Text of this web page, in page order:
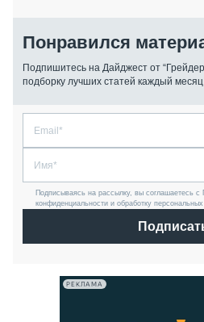
Понравился
Подпишитесь на Дайджест от
подборку лучших статей каждый
Подписываясь на рассылку, вы соглашаетесь с
конфиденциальности и обработку
РЕКЛАМА